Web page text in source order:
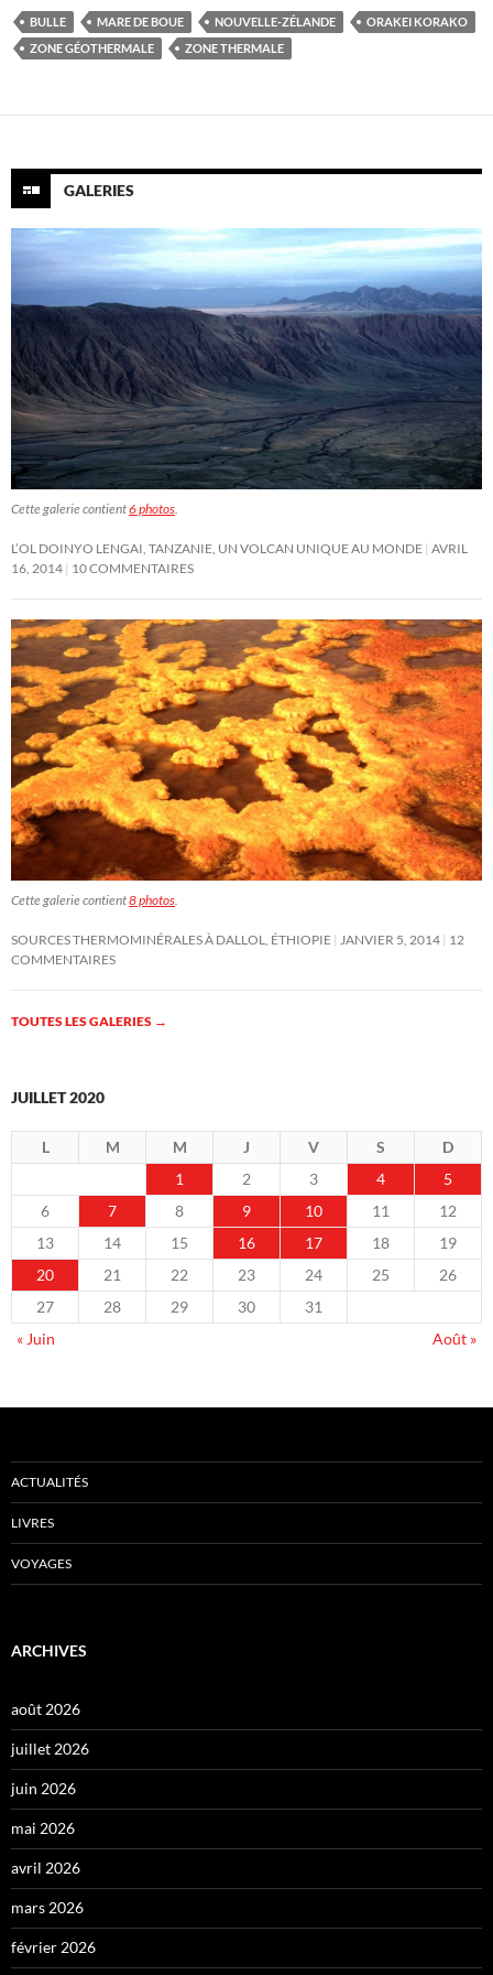
BULLE MARE DE BOUE NOUVELLE-ZÉLANDE
ORAKEI KORAKO
ZONE GÉOTHERMALE
ZONE THERMALE
GALERIES
Cette galerie contient6 photos
L’OL DOINYO LENGAI, TANZANIE, UN VOLCAN UNIQUE AU MONDE AVRIL
16, 2014 10 COMMENTAIRES
Cette galerie contient8 photos
SOURCES THERMOMINÉRALES À DALLOL, ÉTHIOPIE JANVIER 5, 2014 12
COMMENTAIRES
TOUTES LES GALERIES →
JUILLET 2020
L M M J V S
D
1
2 3 4
5
6
7 8 9 10 11
12
13
14 15 16 17 18
19
20
21 22 23 24 25
26
27
28 29 30
31
« Juin
Août »
ACTUALITÉS
LIVRES
VOYAGES
ARCHIVES
août 2026
juillet 2026
juin 2026
mai 2026
avril 2026
mars 2026
février 2026